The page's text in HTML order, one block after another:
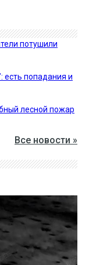
потушили
есть попадания и
лесной пожар
Все новости »